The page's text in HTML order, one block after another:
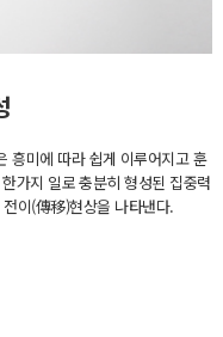
흥미에 따라 쉽게 이루어지고 훈
가지 일로 충분히 형성된 집중력
이(傳移)현상을 나타낸다.